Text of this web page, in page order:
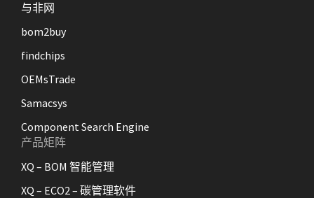
与非网
bom2buy
findchips
OEMsTrade
Samacsys
Component Search Engine
产品矩阵
XQ – BOM 智能管理
XQ – ECO2 – 碳管理软件